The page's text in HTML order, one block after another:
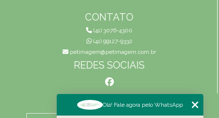
CONTATO
(41) 3076-4300
(41) 99127-9332
petimagem@petimagem.com.br
REDES SOCIAIS
MENU
Olá! Fale agora pelo WhatsApp